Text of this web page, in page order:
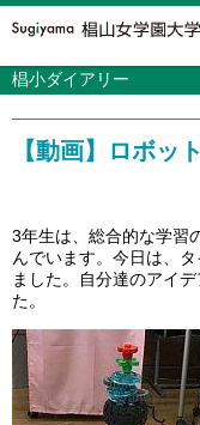
学校案内
入試情報
アクセス 資料請
椙小ダイアリー
【動画】ロボッ
3年生は、総合的な学習
んでいます。今日は、
ました。自分達のアイ
た。